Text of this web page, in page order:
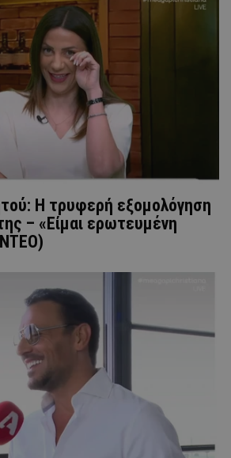
Η τρυφερή εξομολόγηση
– «Είμαι ερωτευμένη